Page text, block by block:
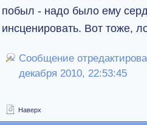
побыл - надо было ему
инсценировать. Вот тоже,
Сообщение
декабря 2010, 22:53:45
Наверх